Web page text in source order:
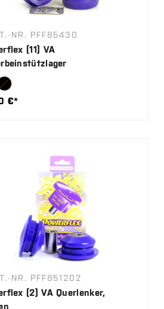
NR. PFF85430
(11) VA
€*
NR. PFF851202
(2) VA Querlenker,